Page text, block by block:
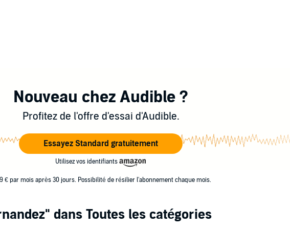
Nouveau chez Audible ?
Profitez de l'offre d'essai d'Audible.
Essayez Standard gratuitement
Utilisez vos identifiants
€ par mois après 30 jours. Possibilité de résilier l'abonnement chaque mois.
dans Toutes les catégories